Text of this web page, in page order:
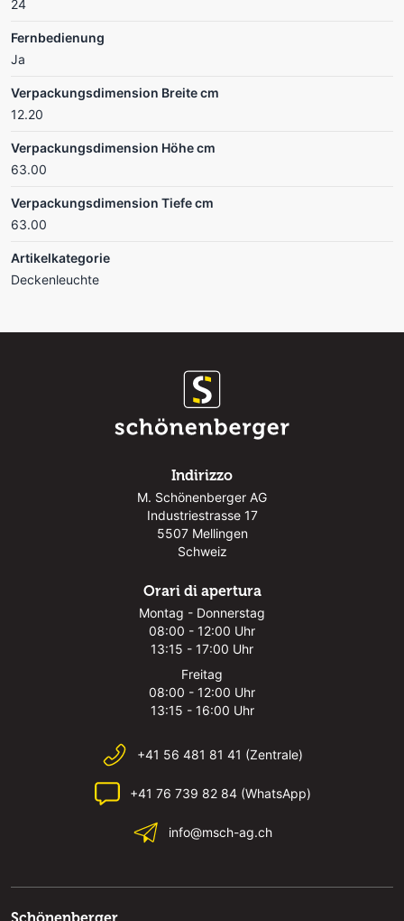
24
Fernbedienung
Ja
Verpackungsdimension Breite cm
12.20
Verpackungsdimension Höhe cm
63.00
Verpackungsdimension Tiefe cm
63.00
Artikelkategorie
Deckenleuchte
Indirizzo
M. Schönenberger AG
Industriestrasse 17
5507 Mellingen
Schweiz
Orari di apertura
Montag - Donnerstag
08:00 - 12:00 Uhr
13:15 - 17:00 Uhr
Freitag
08:00 - 12:00 Uhr
13:15 - 16:00 Uhr
+41 56 481 81 41 (Zentrale)
+41 76 739 82 84 (WhatsApp)
info@msch-ag.ch
Schönenberger